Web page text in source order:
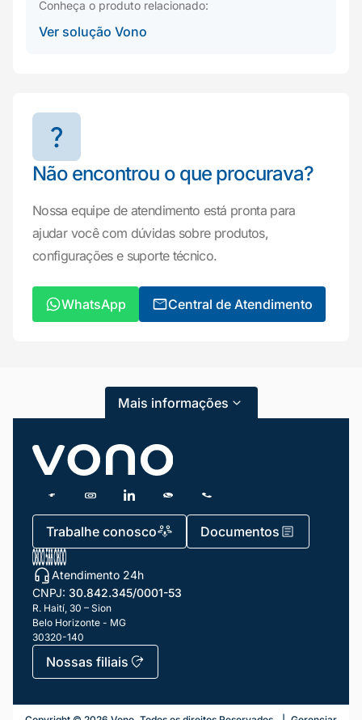
Conheça o produto relacionado:
Ver solução Vono
Não encontrou o que procurava?
Nossa equipe de atendimento está pronta para
ajudar você com dúvidas sobre produtos,
configurações e suporte técnico.
WhatsApp Central de Atendimento
Mais informações
Trabalhe conosco Documentos
Atendimento 24h
CNPJ: 30.842.345/0001-53
R. Haití, 30 – Sion
Belo Horizonte - MG
30320-140
Nossas filiais